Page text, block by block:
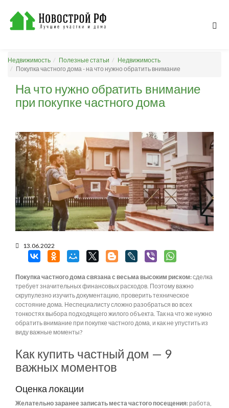
Недвижимость Полезные статьи
Недвижимость
Покупка частного дома - на что нужно обратить внимание
На что нужно обратить внимание
при покупке частного дома
13.06.2022
Покупка частного дома связана с весьма высоким риском:сделка
требует значительных финансовых расходов. Поэтому важно
скрупулезно изучить документацию, проверить техническое
состояние дома. Неспециалисту сложно разобраться во всех
тонкостях выбора подходящего жилого объекта. Так на что же нужно
обратить внимание при покупке частного дома, и как не упустить из
виду важные моменты?
Как купить частный дом — 9
важных моментов
Оценка локации
Желательно заранее записать места частого посещения:работа,